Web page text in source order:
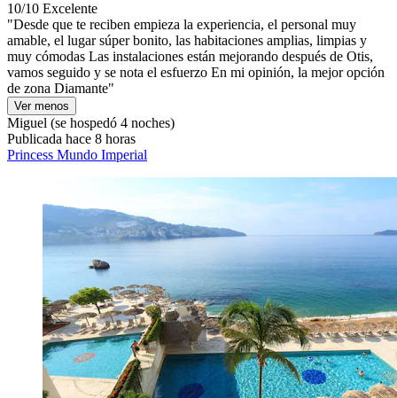
10/10 Excelente
"Desde que te reciben empieza la experiencia, el personal muy
amable, el lugar súper bonito, las habitaciones amplias, limpias y
muy cómodas Las instalaciones están mejorando después de Otis,
vamos seguido y se nota el esfuerzo En mi opinión, la mejor opción
de zona Diamante"
Ver menos
Miguel (se hospedó 4 noches)
Publicada hace 8 horas
Princess Mundo Imperial